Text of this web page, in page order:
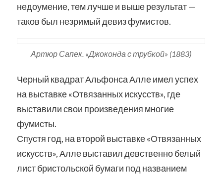
недоумение, тем лучше и выше результат —
таков был незримый девиз фумистов.
Артюр Сапек. «Джоконда с трубкой» (1883)
Черный квадрат Альфонса Алле имел успех
на выставке «Отвязанных искусств», где
выставили свои произведения многие
фумисты.
Спустя год, на второй выставке «Отвязанных
искусств», Алле выставил девственно белый
лист бристольской бумаги под названием